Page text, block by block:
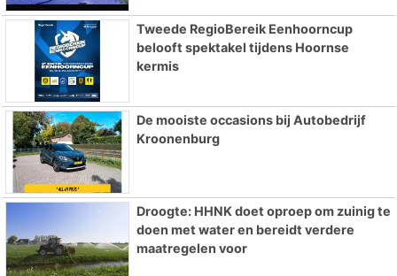
Tweede RegioBereik Eenhoorncup
belooft spektakel tijdens Hoornse
kermis
De mooiste occasions bij Autobedrijf
Kroonenburg
Droogte: HHNK doet oproep om zuinig te
doen met water en bereidt verdere
maatregelen voor